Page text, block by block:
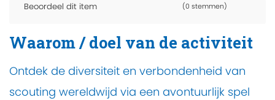
Beoordeel dit item (0 stemmen)
Waarom / doel van de activiteit
Ontdek de diversiteit en verbondenheid van
scouting wereldwijd via een avontuurlijk spel